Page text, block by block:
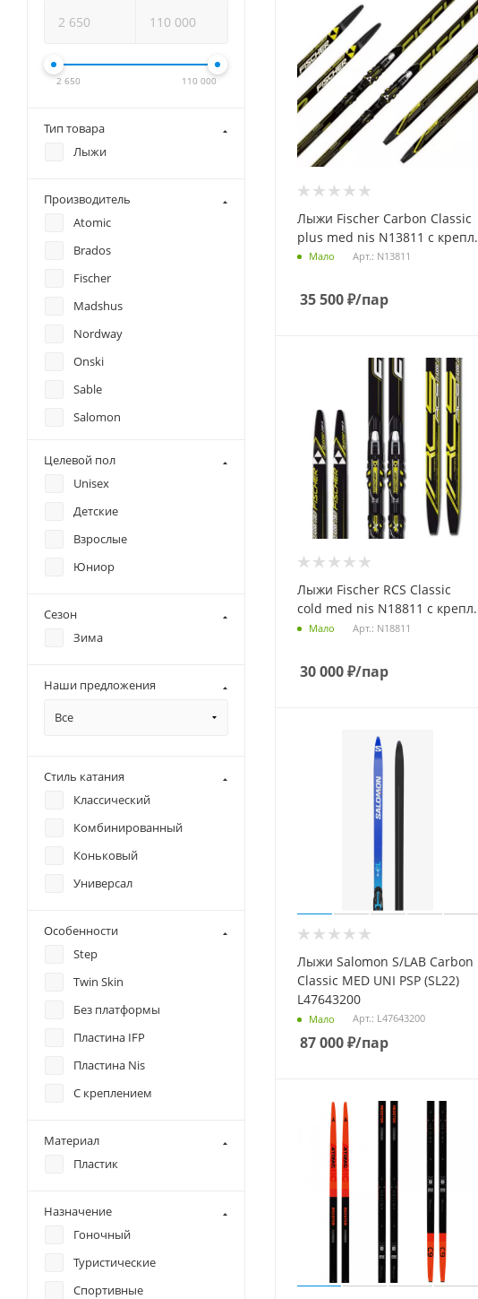
Лыжи Fischer Carbon Classic
plus med nis N13811 с крепл.
Мало Арт.: N13811
35 500₽/пар
Лыжи Fischer RCS Classic
cold med nis N18811 с крепл.
Мало Арт.: N18811
30 000₽/пар
Лыжи Salomon S/LAB Carbon
Classic MED UNI PSP (SL22)
L47643200
Мало Арт.: L47643200
87 000₽/пар
2 650 110 000
Тип товара
Лыжи
Производитель
Atomic
Brados
Fischer
Madshus
Nordway
Onski
Sable
Salomon
Целевой пол
Unisex
Детские
Взрослые
Юниор
Сезон
Зима
Наши предложения
Все
Стиль катания
Классический
Комбинированный
Коньковый
Универсал
Особенности
Step
Twin Skin
Без платформы
Пластина IFP
Пластина Nis
С креплением
Материал
Пластик
Назначение
Гоночный
Туристические
Спортивные